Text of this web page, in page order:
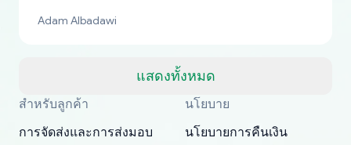
แสดงทั้งหมด
a matter of days. Very professional company as
well, I forgot to add my apartment number in
my address and contacted them with the
correct information. They updated my address
Adam Albadawi
Thank you, yoshiparts.com for the responsive
customer service and for being a reliable
South Guam
OEM parts at prices that nobody else can beat.
Fast shipping to USA… I’m happy!
P. Ginez
Basically, this is my 6th time ordering parts for
my XRs (which is hard to find these days). Item
All genuine oem parts all in perfect condition I
have told everyone about this site very reliable
Jay W
I am so shocked at good time, all just because
needed parts for making my cars more
YANAN RAMIREZ GONZALEZ
สำหรับลูกค้า
การจัดส่งและการส่งมอบ
นโยบาย
นโยบายการคืนเงิน